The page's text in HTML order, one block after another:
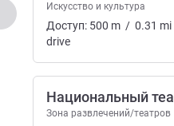
Назад - Искусство,
Искусство и культура
Доступ: 500 m / 0.31 mi
drive
Национальный
Зона развлечений/театров